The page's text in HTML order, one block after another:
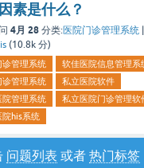
素是什么？
4月 28 分类:医院门诊管理系统
(10.8k 分)
诊管理系统
软佳医院信息管理系
诊管理系统
私立医院软件
院管理系统
私立医院门诊管理软
院his系统
问题列表 或者 热门标签